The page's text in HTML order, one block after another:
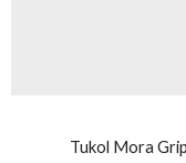
Tukol Mora